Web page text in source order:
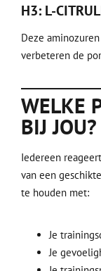
H3: L-
Deze
verbeteren de
WELKE
BIJ JOU?
Iedereen
van een
te houden met:
Je
Je